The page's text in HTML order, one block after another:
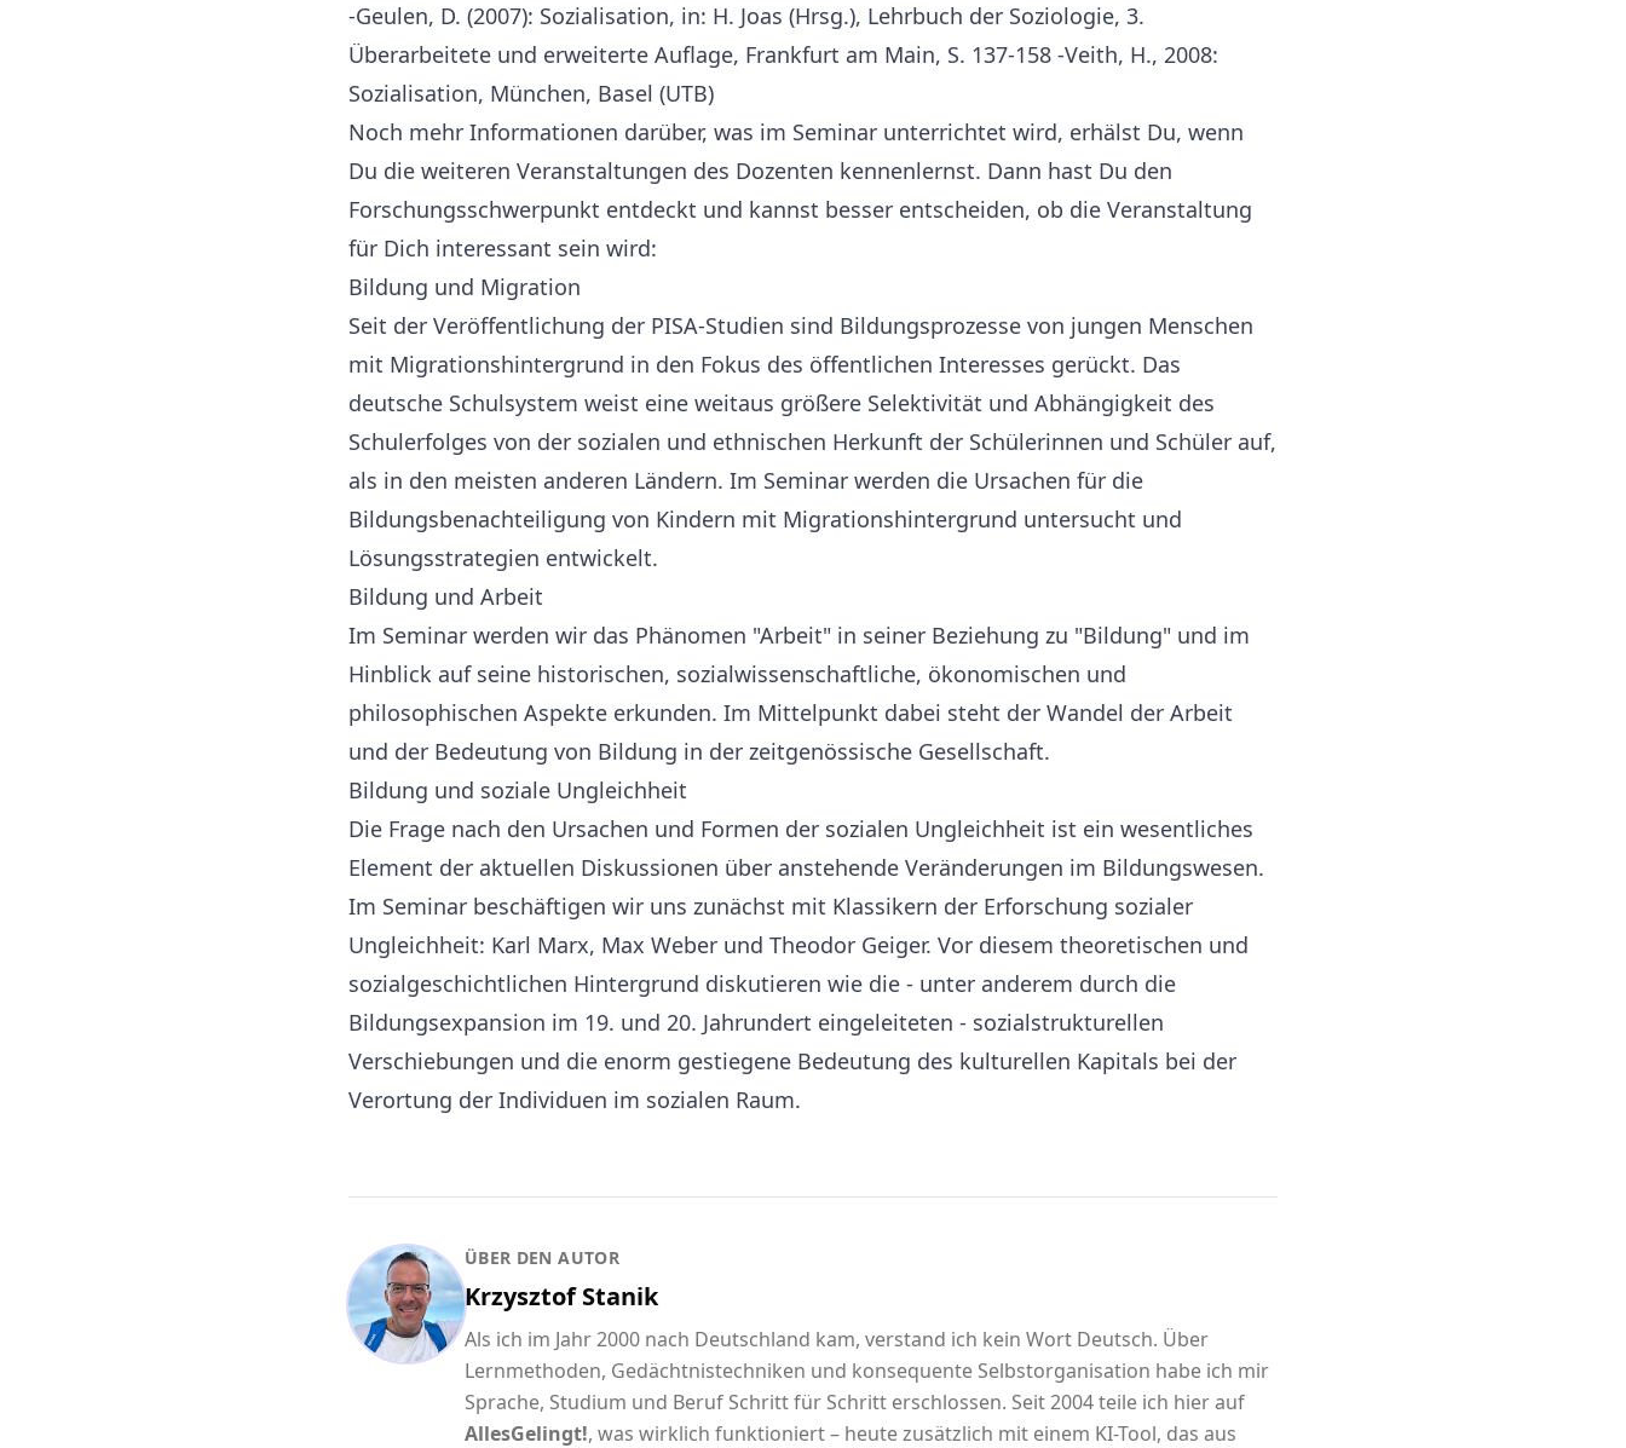
-Geulen, D. (2007): Sozialisation, in: H. Joas (Hrsg.), Lehrbuch der Soziologie, 3.
Überarbeitete und erweiterte Auflage, Frankfurt am Main, S. 137-158 -Veith, H., 2008:
Sozialisation, München, Basel (UTB)
Noch mehr Informationen darüber, was im Seminar unterrichtet wird, erhälst Du, wenn
Du die weiteren Veranstaltungen des Dozenten kennenlernst. Dann hast Du den
Forschungsschwerpunkt entdeckt und kannst besser entscheiden, ob die Veranstaltung
für Dich interessant sein wird:
Bildung und Migration
Seit der Veröffentlichung der PISA-Studien sind Bildungsprozesse von jungen Menschen
mit Migrationshintergrund in den Fokus des öffentlichen Interesses gerückt. Das
deutsche Schulsystem weist eine weitaus größere Selektivität und Abhängigkeit des
Schulerfolges von der sozialen und ethnischen Herkunft der Schülerinnen und Schüler auf,
als in den meisten anderen Ländern. Im Seminar werden die Ursachen für die
Bildungsbenachteiligung von Kindern mit Migrationshintergrund untersucht und
Lösungsstrategien entwickelt.
Bildung und Arbeit
Im Seminar werden wir das Phänomen "Arbeit" in seiner Beziehung zu "Bildung" und im
Hinblick auf seine historischen, sozialwissenschaftliche, ökonomischen und
philosophischen Aspekte erkunden. Im Mittelpunkt dabei steht der Wandel der Arbeit
und der Bedeutung von Bildung in der zeitgenössische Gesellschaft.
Bildung und soziale Ungleichheit
Die Frage nach den Ursachen und Formen der sozialen Ungleichheit ist ein wesentliches
Element der aktuellen Diskussionen über anstehende Veränderungen im Bildungswesen.
Im Seminar beschäftigen wir uns zunächst mit Klassikern der Erforschung sozialer
Ungleichheit: Karl Marx, Max Weber und Theodor Geiger. Vor diesem theoretischen und
sozialgeschichtlichen Hintergrund diskutieren wie die - unter anderem durch die
Bildungsexpansion im 19. und 20. Jahrundert eingeleiteten - sozialstrukturellen
Verschiebungen und die enorm gestiegene Bedeutung des kulturellen Kapitals bei der
Verortung der Individuen im sozialen Raum.
ÜBER DEN AUTOR
Krzysztof Stanik
Als ich im Jahr 2000 nach Deutschland kam, verstand ich kein Wort Deutsch. Über
Lernmethoden, Gedächtnistechniken und konsequente Selbstorganisation habe ich mir
Sprache, Studium und Beruf Schritt für Schritt erschlossen. Seit 2004 teile ich hier auf
AllesGelingt!, was wirklich funktioniert – heute zusätzlich mit einem KI-Tool, das aus